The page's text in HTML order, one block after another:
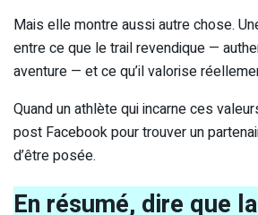
Mais elle montre aussi autre chose.
entre ce que le trail revendique —
aventure — et ce qu’il valorise
Quand un athlète qui incarne ces
post Facebook pour trouver un
d’être posée.
En résumé, dire que